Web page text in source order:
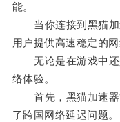
能。
当你连接到黑猫加
用户提供高速稳定的网
无论是在游戏中还
络体验。
首先，黑猫加速器
了跨国网络延迟问题。